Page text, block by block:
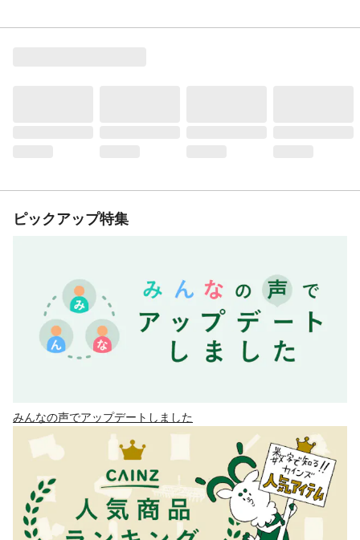
ピックアップ特集
みんなの声でアップデートしました